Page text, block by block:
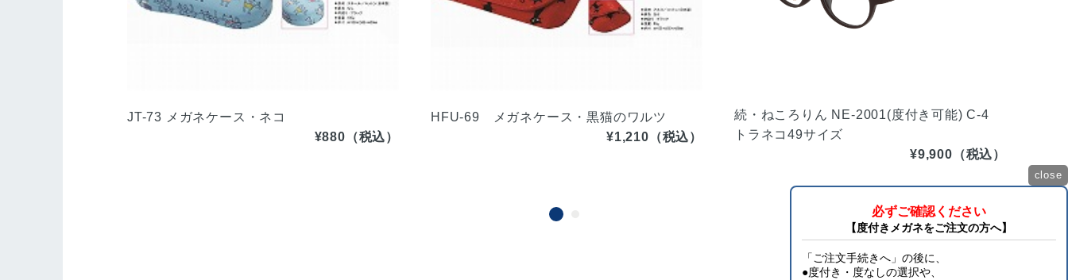
JT-73 メガネケース・ネコ
¥880（税込）
HFU-69 メガネケース・黒猫のワルツ
¥1,210（税込）
続・ねころりん NE-2001(度付き可能) C-4
トラネコ49サイズ
¥9,900（税込）
close